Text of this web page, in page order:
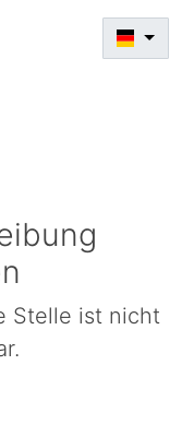
Stelle ist nicht